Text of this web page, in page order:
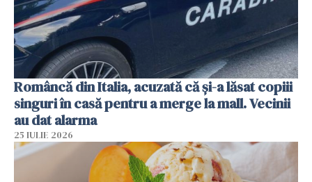
Româncă din Italia, acuzată că și-a lăsat copiii
singuri în casă pentru a merge la mall. Vecinii
au dat alarma
25 IULIE 2026